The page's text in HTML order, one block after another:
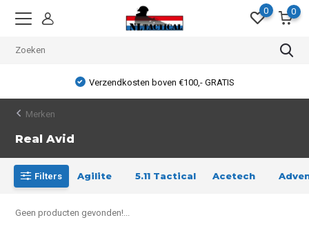
0 0
Verzendkosten boven €100,- GRATIS
Merken
Real Avid
Filters Agilite 5.11 Tactical Acetech
Geen producten gevonden!...